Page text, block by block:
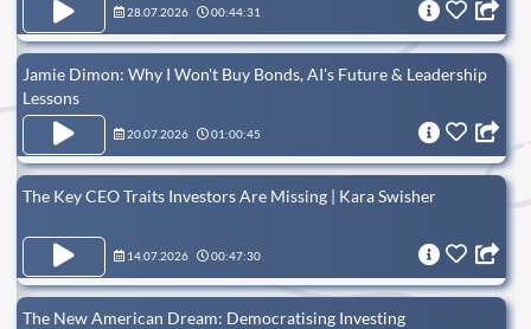
28.07.2026 00:44:31
Jamie Dimon: Why I Won't Buy Bonds, AI's Future & Leadership
Lessons
20.07.2026 01:00:45
The Key CEO Traits Investors Are Missing | Kara Swisher
14.07.2026 00:47:30
The New American Dream: Democratising Investing